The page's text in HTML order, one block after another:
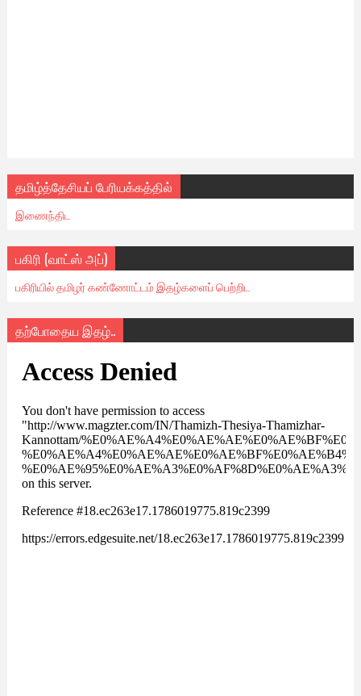
தமிழ்த்தேசியப் பேரியக்கத்தில்
இணைந்திட
பகிரி (வாட்ஸ் அப்)
பகிரியில் தமிழர் கண்ணோட்டம் இதழ்களைப் பெற்றிட
தற்போதைய இதழ்..